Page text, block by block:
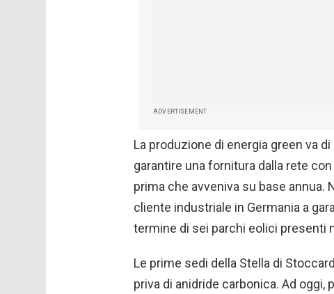
ADVERTISEMENT
La produzione di energia green va
garantire una fornitura dalla rete
prima che avveniva su base annua.
cliente industriale in Germania a
termine di sei parchi eolici presenti
Le prime sedi della Stella di
priva di anidride carbonica. Ad oggi,